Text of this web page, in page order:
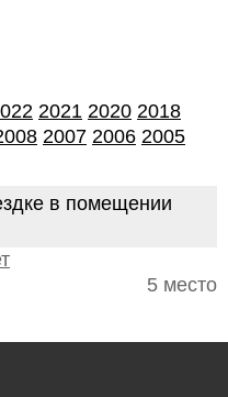
2021 2020 2018
2007 2006 2005
в помещении
5 место